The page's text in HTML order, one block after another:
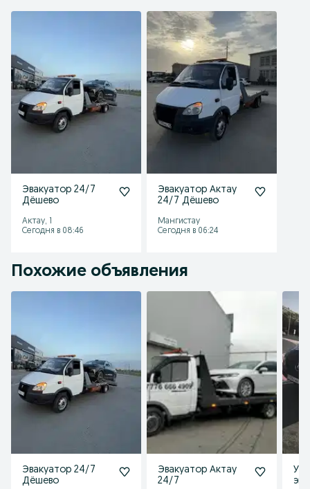
Эвакуатор 24/7
Дёшево
Актау, 1
Сегодня в 08:46
Эвакуатор Актау
24/7 Дёшево
Мангистау
Сегодня в 06:24
Похожие объявления
Эвакуатор 24/7
Дёшево
Эвакуатор Актау
24/7